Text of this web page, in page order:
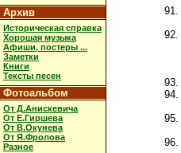
Архив
Историческая справка
Хорошая музыка
Афиши, постеры ...
Заметки
Книги
Тексты песен
Фотоальбом
От Д.Анискевича
От Е.Гиршева
От В.Окунева
От Я.Фролова
Разное